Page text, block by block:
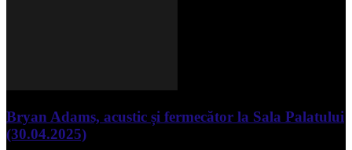
Bryan Adams, acustic și fermecător la Sala Palatului
(30.04.2025)